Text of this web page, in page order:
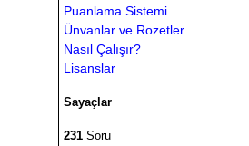
Puanlama Sistemi
Ünvanlar ve Rozetler
Nasıl Çalışır?
Lisanslar
Sayaçlar
231 Soru